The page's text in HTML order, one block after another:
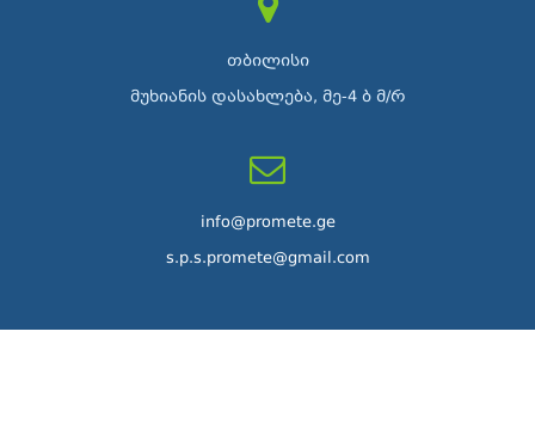
თბილისი
მუხიანის დასახლება, მე-4 ბ მ/რ
info@promete.ge
s.p.s.promete@gmail.com